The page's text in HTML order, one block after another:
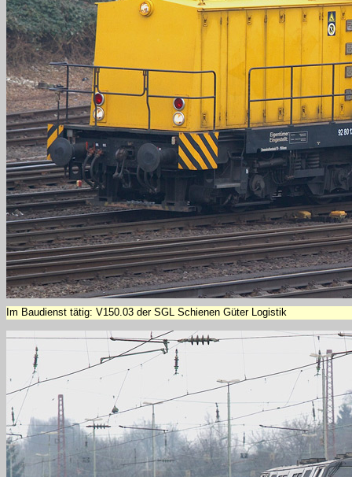
Im Baudienst tätig: V150.03 der SGL Schienen Güter Logistik